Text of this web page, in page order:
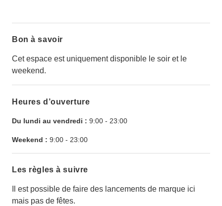
Bon à savoir
Cet espace est uniquement disponible le soir et le
weekend.
Heures d’ouverture
Du lundi au vendredi : 9:00 - 23:00
Weekend : 9:00 - 23:00
Les règles à suivre
Il est possible de faire des lancements de marque ici
mais pas de fêtes.